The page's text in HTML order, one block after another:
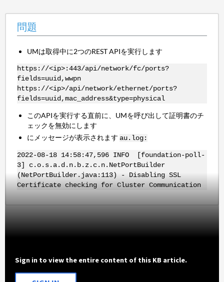
問題
UMは取得中に2つのREST APIを実行します
https://<ip>:443/api/network/fc/ports?
fields=uuid,wwpn
https://<ip>/api/network/ethernet/ports?
fields=uuid,mac_address&type=physical
このAPIを実行する直前に、UMを呼び出して証明書のチ
ェックを無効にします
にメッセージが表示されます au.log:
2022-08-18 14:58:47,596 INFO [foundation-poll-
3] c.o.s.a.d.n.b.z.c.n.NetPortBuilder
(NetPortBuilder.java:113) - Disabling SSL
Certificate checking for Cluster Communication
Sign in to view the entire content of this KB article.